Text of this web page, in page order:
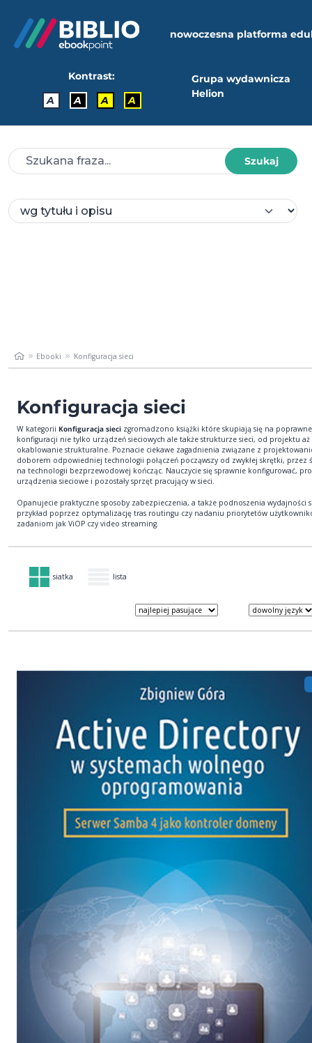
nowoczesna platforma
Kontrast:
A
A A A
Grupa wydawnicza
Helion
Szukaj
Ebooki Konfiguracja sieci
Konfiguracja sieci
W kategorii Konfiguracja sieci zgromadzono książki które skupiają się na
konfiguracji nie tylko urządzeń sieciowych ale także strukturze sieci, od projektu
okablowanie strukturalne. Poznacie ciekawe zagadnienia związane z
doborem odpowiedniej technologii połączeń począwszy od zwykłej skrętki, przez
na technologii bezprzewodowej kończąc. Nauczycie się sprawnie konfigurować,
urządzenia sieciowe i pozostały sprzęt pracujący w sieci.
Opanujecie praktyczne sposoby zabezpieczenia, a także podnoszenia wydajności
przykład poprzez optymalizację tras routingu czy nadaniu priorytetów
zadaniom jak ViOP czy video streaming.
siatka lista